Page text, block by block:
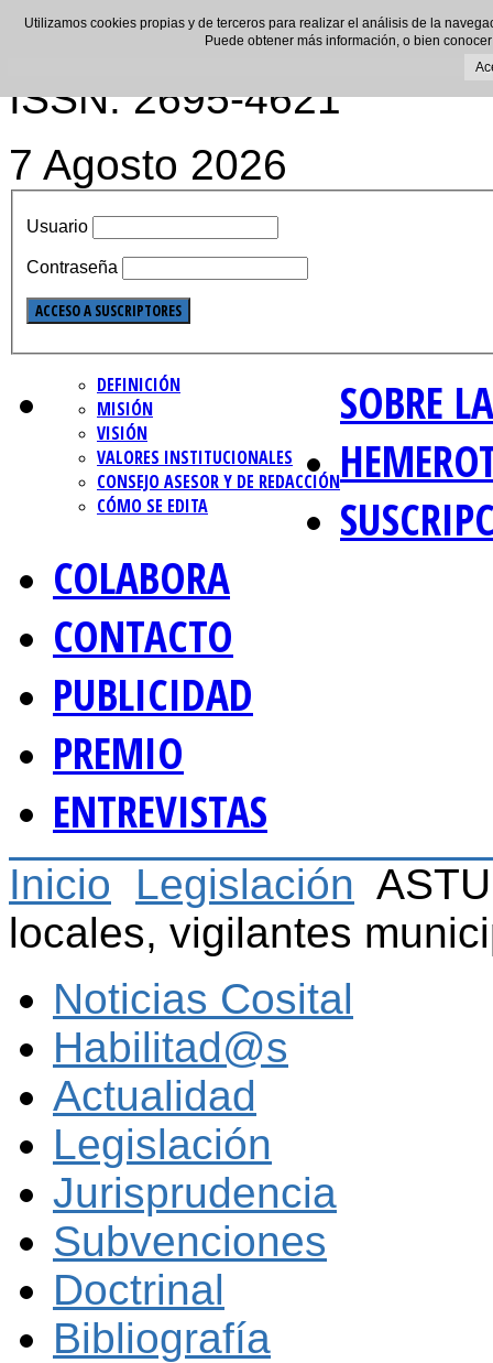
ISSN: 2695-4621
7 Agosto 2026
Usuario
Contraseña
SOBRE
DEFINICIÓN
MISIÓN
VISIÓN
VALORES INSTITUCIONALES
CONSEJO ASESOR Y DE REDACCIÓN
CÓMO SE EDITA
COLABORA
CONTACTO
PUBLICIDAD
PREMIO
ENTREVISTAS
Inicio Legislación
locales, vigilantes
Noticias Cosital
Habilitad@s
Actualidad
Legislación
Jurisprudencia
Subvenciones
Doctrinal
Bibliografía
Utilizamos cookies propias y de terceros para realizar el análisis de la
Puede obtener más información, o bien